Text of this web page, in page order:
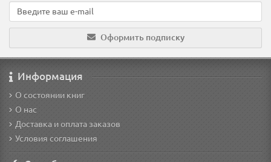
Оформить подписку
Информация
О состоянии книг
О нас
Доставка и оплата заказов
Условия соглашения